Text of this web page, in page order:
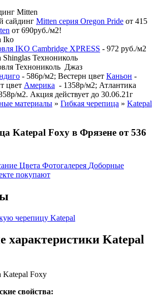
сайдинг Mitten серия Oregon Pride от 415
от 690руб./м2!
IKO Cambridge XPRESS - 972 руб./м2
Технониколь Джаз
- 586р/м2; Вестерн цвет Каньон -
цвет Америка - 1358р/м2; Атлантика
м2. Акция действует до 30.06.21г
материалы » Гибкая черепица » Katepal
Katepal Foxy в Фрязене от 536
Цвета Фотогалерея Доборные
покупают
черепицу Katepal
характеристики Katepal
свойства: